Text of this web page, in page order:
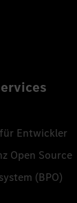
Entwickler
Open Source
(BPO)